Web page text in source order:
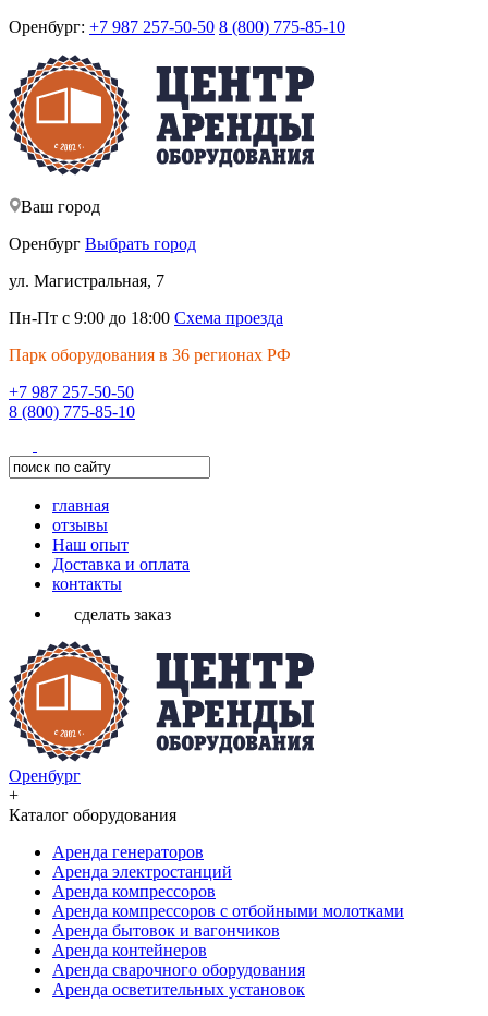
Оренбург: +7 987 257-50-50 8 (800) 775-85-10
Ваш город
Оренбург Выбрать город
ул. Магистральная, 7
Пн-Пт с 9:00 до 18:00 Схема проезда
Парк оборудования в 36 регионах РФ
+7 987 257-50-50
8 (800) 775-85-10
главная
отзывы
Наш опыт
Доставка и оплата
контакты
сделать заказ
Оренбург
+
Каталог оборудования
Аренда генераторов
Аренда электростанций
Аренда компрессоров
Аренда компрессоров с отбойными молотками
Аренда бытовок и вагончиков
Аренда контейнеров
Аренда сварочного оборудования
Аренда осветительных установок